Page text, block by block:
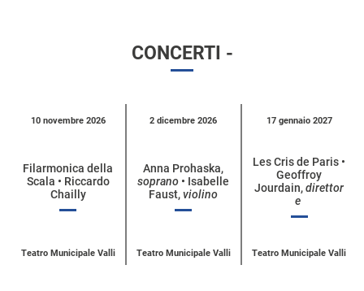
CONCERTI -
categoria
10 novembre 2026
Filarmonica della
Scala • Riccardo
Chailly
Teatro Municipale Valli
2 dicembre 2026
Anna Prohaska,
soprano • Isabelle
Faust,violino
Teatro Municipale Valli
17 gennaio 2027
Les Cris de Paris •
Geoffroy
Jourdain,direttor
e
Teatro Municipale Valli